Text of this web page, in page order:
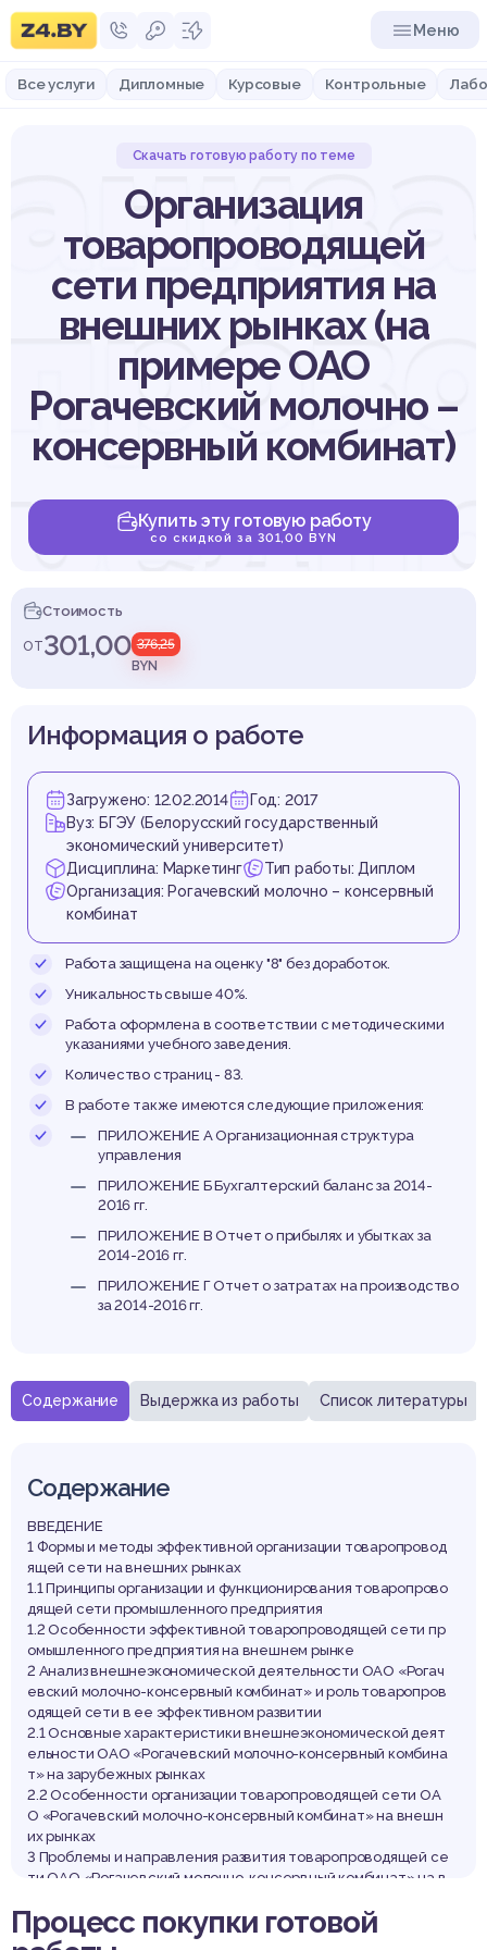
Меню
Все услуги Дипломные Курсовые Контрольные
Скачать готовую работу по теме
Организация
товаропроводящей
сети предприятия на
внешних рынках (на
примере ОАО
Рогачевский молочно –
консервный комбинат)
Купить эту готовую работу
со скидкой за 301,00 BYN
Стоимость
от301,00 376,25
BYN
Содержание Выдержка из работы Список литературы
Содержание
ВВЕДЕНИЕ
1 Формы и методы эффективной организации товаропровод
ящей сети на внешних рынках
1.1 Принципы организации и функционирования товаропрово
дящей сети промышленного предприятия
1.2 Особенности эффективной товаропроводящей сети пр
омышленного предприятия на внешнем рынке
2 Анализ внешнеэкономической деятельности ОАО «Рогач
евский молочно-консервный комбинат» и роль товаропров
одящей сети в ее эффективном развитии
2.1 Основные характеристики внешнеэкономической деят
ельности ОАО «Рогачевский молочно-консервный комбина
т» на зарубежных рынках
2.2 Особенности организации товаропроводящей сети ОА
О «Рогачевский молочно-консервный комбинат» на внешн
их рынках
3 Проблемы и направления развития товаропроводящей се
ти ОАО «Рогачевский молочно-консервный комбинат» на в
3.1 Анализ проблем функционирования товаропроводящей
сети ОАО «Рогачевский молочно-консервный комбинат» н
Информация о работе
Загружено: 12.02.2014
Год: 2017
Вуз: БГЭУ (Белорусский государственный
экономический университет)
Дисциплина: Маркетинг
Тип работы: Диплом
Организация: Рогачевский молочно – консервный
комбинат
Работа защищена на оценку "8" без доработок.
Уникальность свыше 40%.
Работа оформлена в соответствии с методическими
указаниями учебного заведения.
Количество страниц - 83.
В работе также имеются следующие приложения:
ПРИЛОЖЕНИЕ А Организационная структура
управления
ПРИЛОЖЕНИЕ Б Бухгалтерский баланс за 2014-
2016 гг.
ПРИЛОЖЕНИЕ В Отчет о прибылях и убытках за
2014-2016 гг.
ПРИЛОЖЕНИЕ Г Отчет о затратах на производство
за 2014-2016 гг.
Процесс покупки готовой